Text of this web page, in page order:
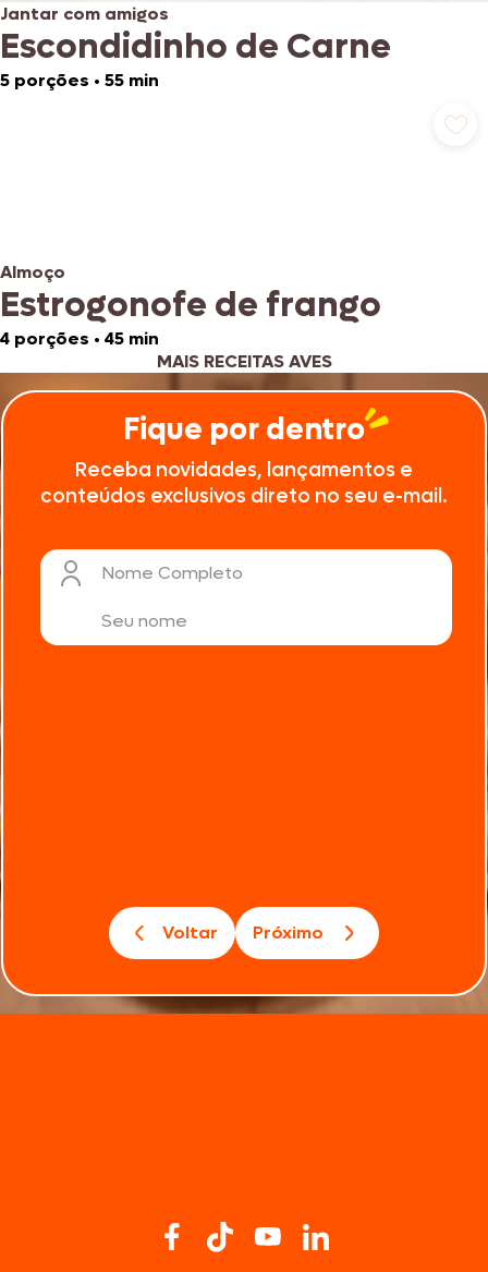
Jantar com amigos
Escondidinho de Carne
5 porções • 55 min
Almoço
Estrogonofe de frango
4 porções • 45 min
MAIS RECEITAS AVES
Fique por dentro
Receba novidades, lançamentos e
conteúdos exclusivos direto no seu e-mail.
Nome Completo
Voltar Próximo